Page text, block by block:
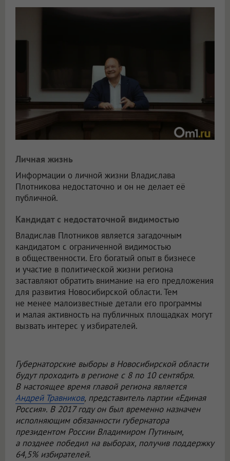
Личная жизнь
Информации о личной жизни Владислава
Плотникова недостаточно и он не делает её
публичной.
Кандидат с недостаточной видимостью
Владислав Плотников является загадочным
кандидатом с ограниченной видимостью
в общественности. Его богатый опыт в бизнесе
и участие в политической жизни региона
заставляют обратить внимание на его предложения
для развития Новосибирской области. Тем
не менее малоизвестные детали его программы
и малая активность на публичных площадках могут
вызвать интерес у избирателей.
Губернаторские выборы в Новосибирской области
будут проходить в регионе с 8 по 10 сентября.
В настоящее время главой региона является
Андрей Травников, представитель партии «Единая
Россия». В 2017 году он был временно назначен
исполняющим обязанности губернатора
президентом России Владимиром Путиным,
а позднее победил на выборах, получив поддержку
64,5% избирателей.